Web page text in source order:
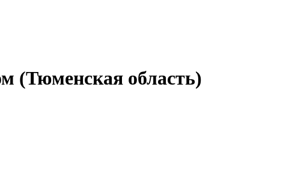
(Тюменская область)